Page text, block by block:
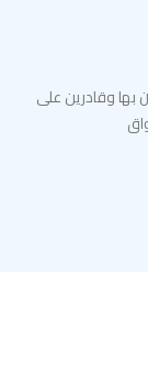
وقادرين على